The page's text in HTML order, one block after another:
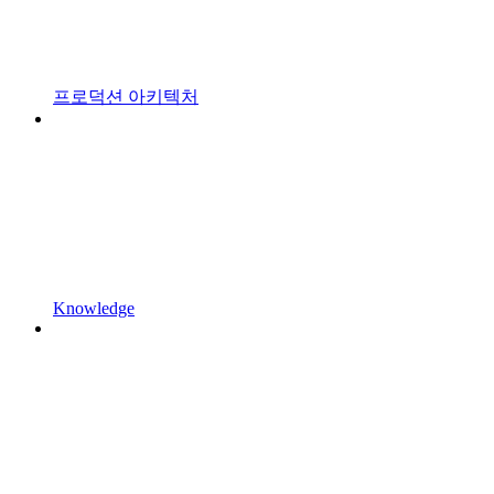
프로덕션 아키텍처
Knowledge